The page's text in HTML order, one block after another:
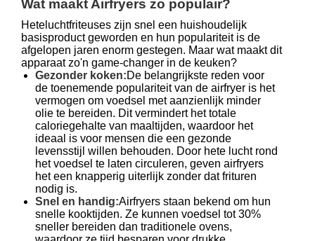
Wat maakt Airfryers zo populair?
Heteluchtfriteuses zijn snel een huishoudelijk
basisproduct geworden en hun populariteit is de
afgelopen jaren enorm gestegen. Maar wat maakt dit
apparaat zo'n game-changer in de keuken?
Gezonder koken:De belangrijkste reden voor
de toenemende populariteit van de airfryer is het
vermogen om voedsel met aanzienlijk minder
olie te bereiden. Dit vermindert het totale
caloriegehalte van maaltijden, waardoor het
ideaal is voor mensen die een gezonde
levensstijl willen behouden. Door hete lucht rond
het voedsel te laten circuleren, geven airfryers
het een knapperig uiterlijk zonder dat frituren
nodig is.
Snel en handig:Airfryers staan ​​bekend om hun
snelle kooktijden. Ze kunnen voedsel tot 30%
sneller bereiden dan traditionele ovens,